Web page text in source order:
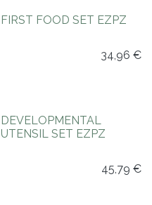
FIRST FOOD SET EZPZ
34,96 €
DEVELOPMENTAL
UTENSIL SET EZPZ
45,79 €